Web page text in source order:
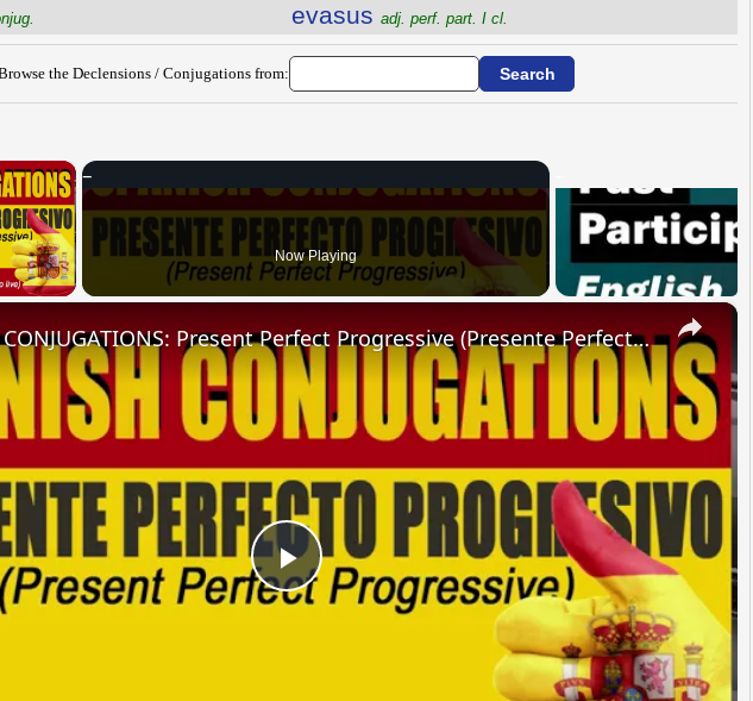
evasus adj. perf. part. I cl.
the Declensions / Conjugations from:
×
Video Now Playing
×
Play
SPANISH CONJUGATIONS: Present Perfect Progressive (Presente Perfecto Progresivo)